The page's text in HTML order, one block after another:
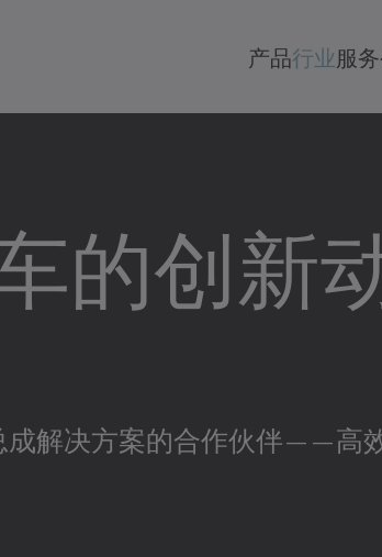
产品行业服务
的创新
成解决方案的合作伙伴——高